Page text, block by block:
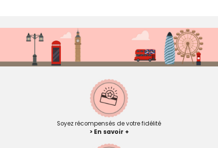
Soyez récompensés de votre fidélité
> En savoir +